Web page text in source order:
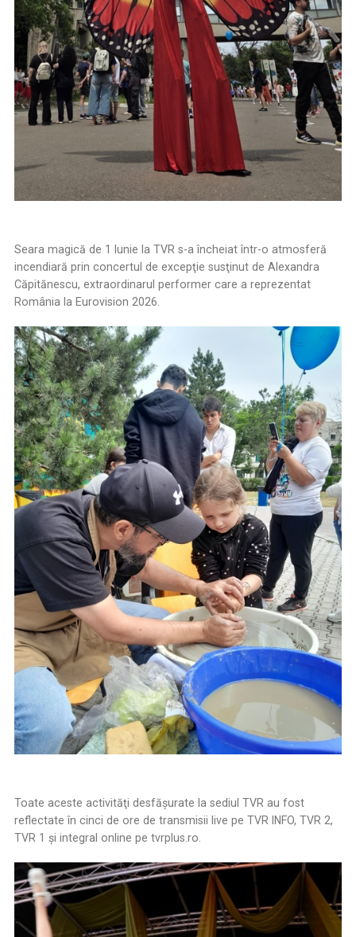
Seara magică de 1 Iunie la TVR s-a încheiat într-o atmosferă
incendiară prin concertul de excepţie susţinut de Alexandra
Căpitănescu, extraordinarul performer care a reprezentat
România la Eurovision 2026.
Toate aceste activităţi desfăşurate la sediul TVR au fost
reflectate în cinci de ore de transmisii live pe TVR INFO, TVR 2,
TVR 1 şi integral online pe tvrplus.ro.